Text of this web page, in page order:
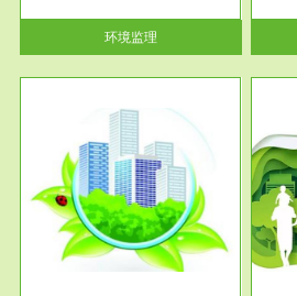
环境监理
率达...
服务范围
政府/园区级VOCs综合管控服务
根据《石化行业挥发性有机物综
合整治方案》文件要求，到2017